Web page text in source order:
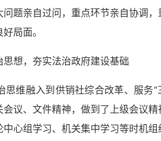
题亲自过问，重点环节亲自协调
局面。
思想，夯实法治政府建设基础
思维融入到供销社综合改革、服
议、文件精神，做到了上级会议
心组学习、机关集中学习等时机